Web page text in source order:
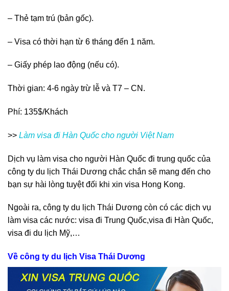
– Thẻ tạm trú (bản gốc).
– Visa có thời hạn từ 6 tháng đến 1 năm.
– Giấy phép lao động (nếu có).
Thời gian: 4-6 ngày trừ lễ và T7 – CN.
Phí: 135$/Khách
>> Làm visa đi Hàn Quốc cho người Việt Nam
Dịch vụ làm visa cho người Hàn Quốc đi trung quốc của
công ty du lịch Thái Dương chắc chắn sẽ mang đến cho
bạn sự hài lòng tuyệt đối khi xin visa Hong Kong.
Ngoài ra, công ty du lịch Thái Dương còn có các dịch vụ
làm visa các nước: visa đi Trung Quốc,visa đi Hàn Quốc,
visa đi du lịch Mỹ,…
Về công ty du lịch Visa Thái Dương